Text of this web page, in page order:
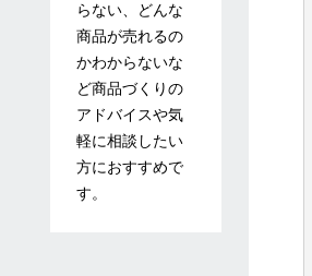
らない、どんな
商品が売れるの
かわからないな
ど商品づくりの
アドバイスや気
軽に相談したい
方におすすめで
す。